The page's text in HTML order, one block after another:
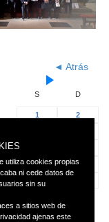
◄ Atrás
S D
1
2
22
23
29
utiliza cookies propias
ni cede datos de
sin su
a sitios web de
ajenas este